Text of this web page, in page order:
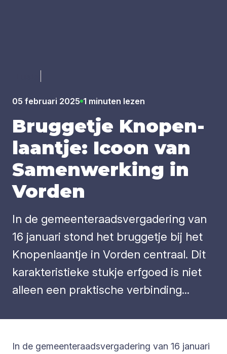
05 februari 2025 1 minuten lezen
Brug­ge­tje Kno­pen­
laan­tje: Icoon van
Samen­wer­king in
Vor­den
In de gemeenteraadsvergadering van
16 januari stond het bruggetje bij het
Knopenlaantje in Vorden centraal. Dit
karakteristieke stukje erfgoed is niet
alleen een praktische verbinding...
In de gemeenteraadsvergadering van 16 januari